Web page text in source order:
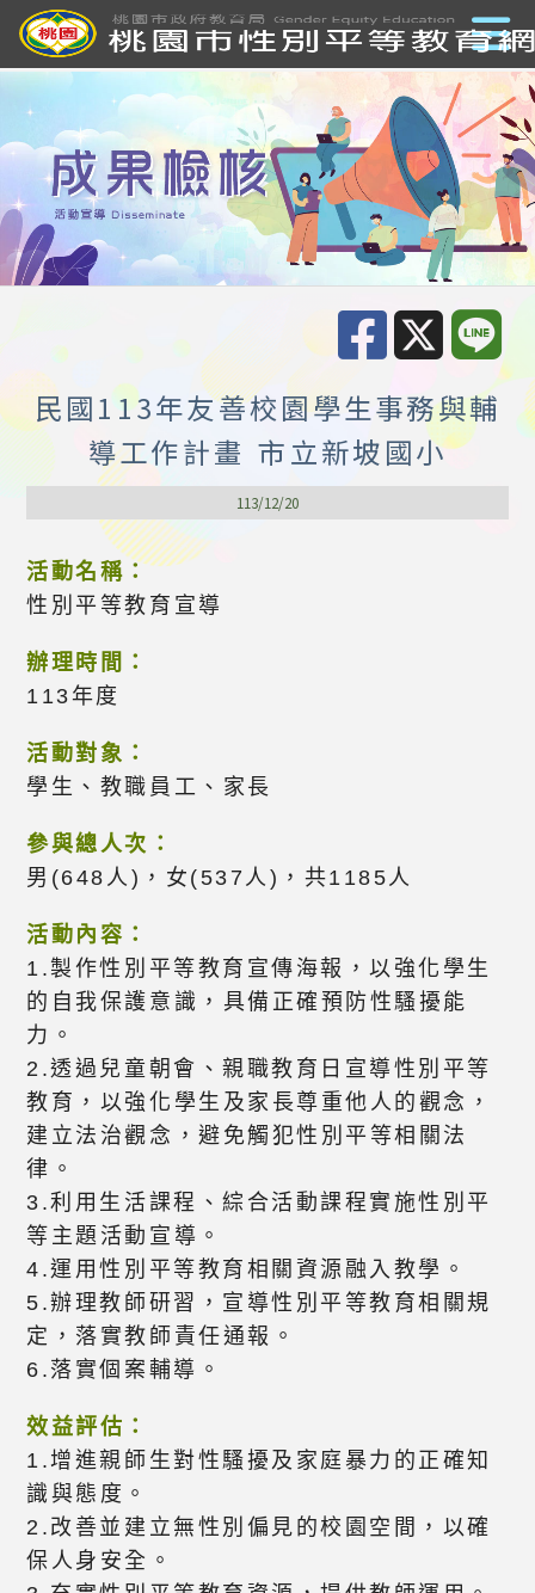
民國113年友善校園學生事務與輔
導工作計畫 市立新坡國小
113/12/20
活動名稱：
性別平等教育宣導
辦理時間：
113年度
活動對象：
學生、教職員工、家長
參與總人次：
男(648人)，女(537人)，共1185人
活動內容：
1.製作性別平等教育宣傳海報，以強化學生
的自我保護意識，具備正確預防性騷擾能
力。
2.透過兒童朝會、親職教育日宣導性別平等
教育，以強化學生及家長尊重他人的觀念，
建立法治觀念，避免觸犯性別平等相關法
律。
3.利用生活課程、綜合活動課程實施性別平
等主題活動宣導。
4.運用性別平等教育相關資源融入教學。
5.辦理教師研習，宣導性別平等教育相關規
定，落實教師責任通報。
6.落實個案輔導。
效益評估：
1.增進親師生對性騷擾及家庭暴力的正確知
識與態度。
2.改善並建立無性別偏見的校園空間，以確
保人身安全。